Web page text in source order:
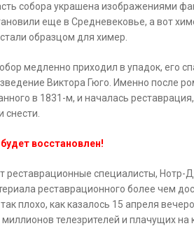
собора украшена изображениями
еще в Средневековье, а вот
стали образцом для химер.
медленно приходил в упадок, его
Виктора Гюго. Именно после
в 1831-м, и началась
снести.
восстановлен!
реставрационные специалисты,
реставрационного более чем
так плохо, как казалось 15 апреля
миллионов телезрителей и плачущих на